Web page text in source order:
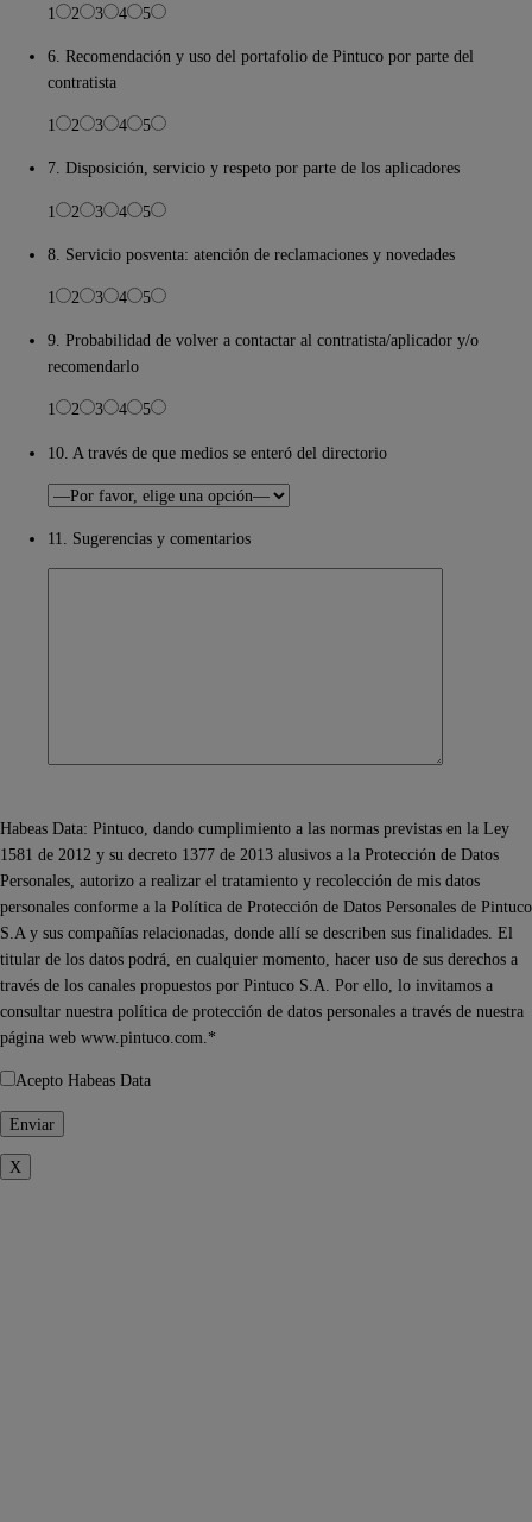
1 2 3 4 5
6. Recomendación y uso del portafolio de Pintuco por parte del
contratista
1 2 3 4 5
7. Disposición, servicio y respeto por parte de los aplicadores
1 2 3 4 5
8. Servicio posventa: atención de reclamaciones y novedades
1 2 3 4 5
9. Probabilidad de volver a contactar al contratista/aplicador y/o
recomendarlo
1 2 3 4 5
10. A través de que medios se enteró del directorio
11. Sugerencias y comentarios
Habeas Data: Pintuco, dando cumplimiento a las normas previstas en la Ley
1581 de 2012 y su decreto 1377 de 2013 alusivos a la Protección de Datos
Personales, autorizo a realizar el tratamiento y recolección de mis datos
personales conforme a la Política de Protección de Datos Personales de Pintuco
S.A y sus compañías relacionadas, donde allí se describen sus finalidades. El
titular de los datos podrá, en cualquier momento, hacer uso de sus derechos a
través de los canales propuestos por Pintuco S.A. Por ello, lo invitamos a
consultar nuestra política de protección de datos personales a través de nuestra
página web www.pintuco.com.*
Acepto Habeas Data
X